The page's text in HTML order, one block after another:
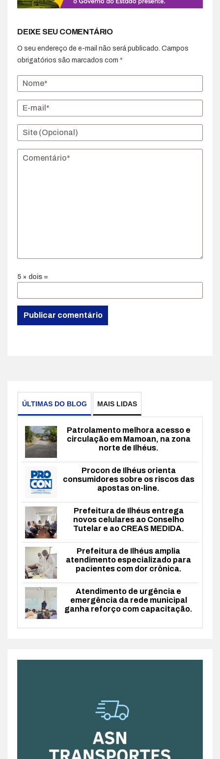
DEIXE SEU COMENTÁRIO
O seu endereço de e-mail não será publicado. Campos
obrigatórios são marcados com *
5 × dois =
ÚLTIMAS DO BLOG MAIS LIDAS
Patrolamento melhora acesso e
circulação em Mamoan, na zona
norte de Ilhéus.
Procon de Ilhéus orienta
consumidores sobre os riscos das
apostas on-line.
Prefeitura de Ilhéus entrega
novos celulares ao Conselho
Tutelar e ao CREAS MEDIDA.
Prefeitura de Ilhéus amplia
atendimento especializado para
pacientes com dor crônica.
Atendimento de urgência e
emergência da rede municipal
ganha reforço com capacitação.